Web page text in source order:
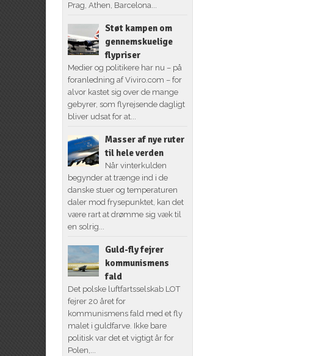
Prag, Athen, Barcelona...
Støt kampen om
gennemskuelige
flypriser
Medier og politikere har nu – på
foranledning af Viviro.com – for
alvor kastet sig over de mange
gebyrer, som flyrejsende dagligt
bliver udsat for at...
Masser af nye ruter
til hele verden
Når vinterkulden
begynder at trænge ind i de
danske stuer og temperaturen
daler mod frysepunktet, kan det
være rart at drømme sig væk til
en solrig...
Guld-fly fejrer
kommunismens
fald
Det polske luftfartsselskab LOT
fejrer 20 året for
kommunismens fald med et fly
malet i guldfarve. Ikke bare
politisk var det et vigtigt år for
Polen,...